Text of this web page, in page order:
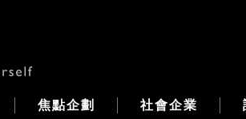
焦點企劃 社會企業